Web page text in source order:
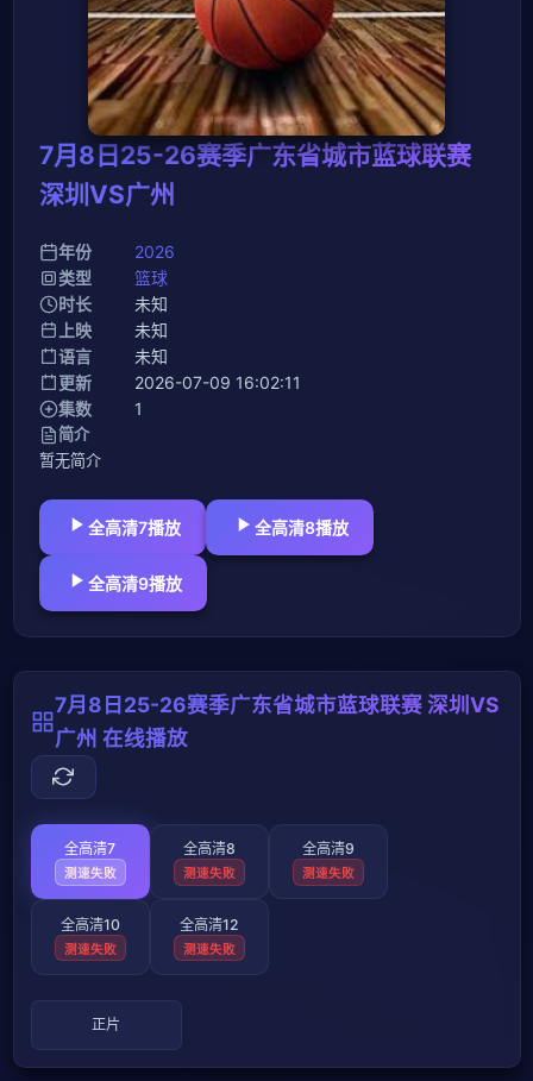
7月8日25-26赛季广东省城市蓝球联赛
深圳VS广州
年份
2026
类型
篮球
时长
未知
上映
未知
语言
未知
更新
2026-07-09 16:02:11
集数
1
简介
暂无简介
全高清7播放 全高清8播放
全高清9播放
7月8日25-26赛季广东省城市蓝球联赛 深圳VS
广州 在线播放
全高清7
测速失败
全高清8
测速失败
全高清9
测速失败
全高清10
测速失败
全高清12
测速失败
正片